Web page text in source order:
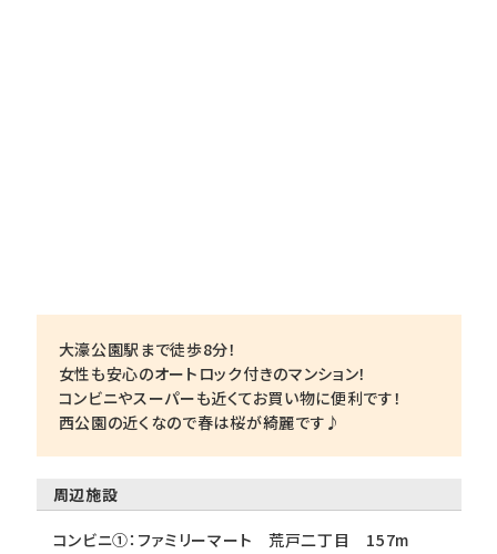
大濠公園駅まで徒歩8分！
女性も安心のオートロック付きのマンション！
コンビニやスーパーも近くてお買い物に便利です！
西公園の近くなので春は桜が綺麗です♪
周辺施設
コンビニ①：ファミリーマート 荒戸二丁目 157m